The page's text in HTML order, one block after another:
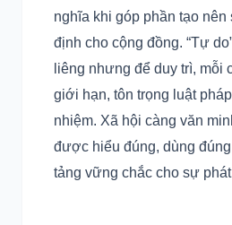
nghĩa khi góp phần tạo nên
định cho cộng đồng. “Tự
liêng nhưng để duy trì, mỗi
giới hạn, tôn trọng luật
nhiệm. Xã hội càng văn
được hiểu đúng, dùng
tảng vững chắc cho sự